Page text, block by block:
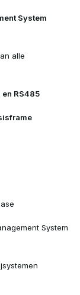
System
alle
en RS485
System